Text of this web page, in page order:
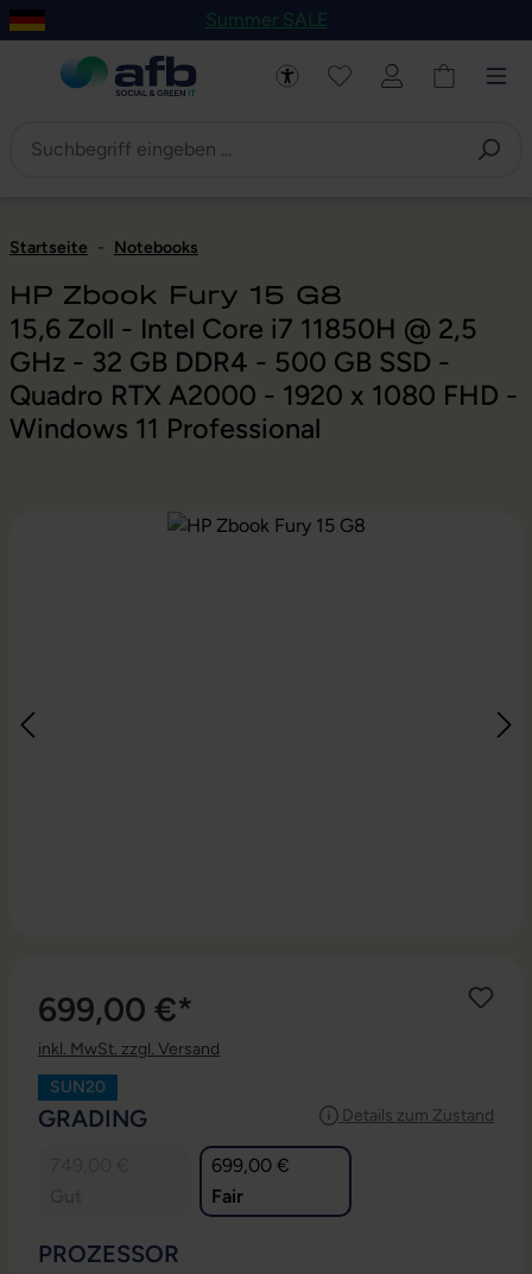
Hauptinhalt springen
Zur Navigation der B2B-Plattform springen
Summer SALE
Startseite - Notebooks
HP Zbook Fury 15 G8
15,6 Zoll - Intel Core i7 11850H @ 2,5
GHz - 32 GB DDR4 - 500 GB SSD -
Quadro RTX A2000 - 1920 x 1080 FHD -
Windows 11 Professional
Bildergalerie überspringen
699,00 €*
inkl. MwSt. zzgl. Versand
SUN20
Details zum Zustand
GRADING
699,00 €
Fair
PROZESSOR